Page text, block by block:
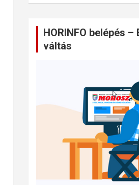
HORINFO belépés
váltás